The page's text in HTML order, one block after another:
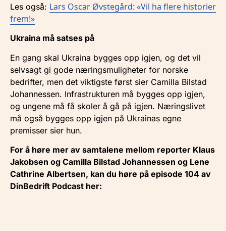
Les også: Lars Oscar Øvstegård: «Vil ha flere historier
frem!»
Ukraina må satses på
En gang skal Ukraina bygges opp igjen, og det vil
selvsagt gi gode næringsmuligheter for norske
bedrifter, men det viktigste først sier Camilla Bilstad
Johannessen. Infrastrukturen må bygges opp igjen,
og ungene må få skoler å gå på igjen. Næringslivet
må også bygges opp igjen på Ukrainas egne
premisser sier hun.
For å høre mer av samtalene mellom reporter Klaus
Jakobsen og Camilla Bilstad Johannessen og Lene
Cathrine Albertsen, kan du høre på episode 104 av
DinBedrift Podcast her: